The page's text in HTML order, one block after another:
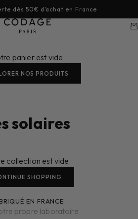
dès 50€ d'achat en France
CODAGE Paris
panier est vide
NOS PRODUITS
solaires
collection est vide
SHOPPING
EN FRANCE
propre laboratoire